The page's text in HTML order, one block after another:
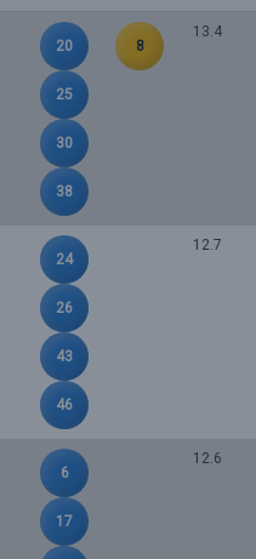
20
25
30
38
8
13.4
24
26
43
46
12.7
6
17
12.6